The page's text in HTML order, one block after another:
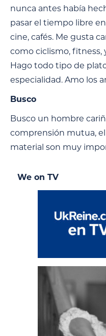
nunca antes había
pasar el tiempo libre
cine, cafés. Me gusta
como ciclismo, fitness,
Hago todo tipo de
especialidad. Amo los
Busco
Busco un hombre
comprensión mutua,
material son muy
We on TV